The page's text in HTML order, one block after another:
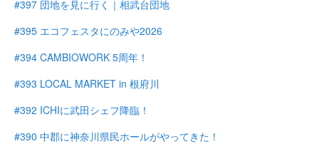
#397 団地を見に行く｜相武台団地
#395 エコフェスタにのみや2026
#394 CAMBIOWORK 5周年！
#393 LOCAL MARKET in 根府川
#392 ICHIに武田シェフ降臨！
#390 中郡に神奈川県民ホールがやってきた！